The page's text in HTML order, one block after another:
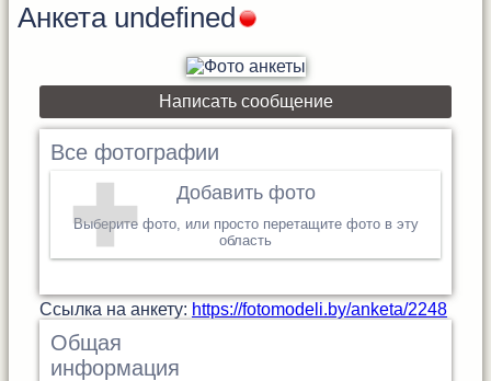
Анкета undefined
Написать сообщение
Все фотографии
Добавить фото
Выберите фото, или просто перетащите фото в эту
область
Cсылка на анкету: https://fotomodeli.by/anketa/2248
Общая
информация